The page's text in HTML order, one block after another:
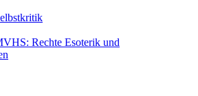
Rechte Esoterik und